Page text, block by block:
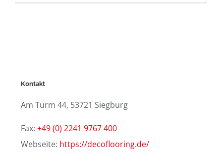
Kontakt
Am Turm 44, 53721 Siegburg
Fax: +49 (0) 2241 9767 400
Webseite: https://decoflooring.de/